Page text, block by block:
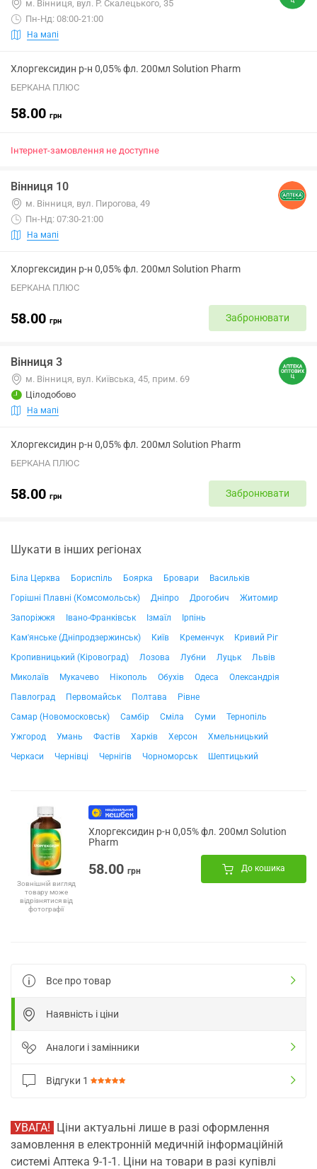
м. Вінниця, вул. Р. Скалецького, 35
Пн-Нд: 08:00-21:00
На мапі
Хлоргексидин р-н 0,05% фл. 200мл Solution Pharm
БЕРКАНА ПЛЮС
58.00 грн
Інтернет-замовлення не доступне
Вінниця 10
м. Вінниця, вул. Пирогова, 49
Пн-Нд: 07:30-21:00
На мапі
Хлоргексидин р-н 0,05% фл. 200мл Solution Pharm
БЕРКАНА ПЛЮС
58.00 грн Забронювати
Вінниця 3
м. Вінниця, вул. Київська, 45, прим. 69
Цілодобово
На мапі
Хлоргексидин р-н 0,05% фл. 200мл Solution Pharm
БЕРКАНА ПЛЮС
58.00 грн Забронювати
Шукати в інших регіонах
Біла Церква Бориспіль Боярка Бровари
Васильків
Горішні Плавні (Комсомольськ)
Дніпро Дрогобич
Житомир
Запоріжжя
Івано-Франківськ Ізмаїл
Ірпінь
Кам'янське (Дніпродзержинськ)
Київ Кременчук
Кривий Ріг
Кропивницький (Кіровоград)
Лозова Лубни Луцьк
Львів
Миколаїв
Мукачево Нікополь Обухів Одеса
Олександрія
Павлоград
Первомайськ Полтава
Рівне
Самар (Новомосковськ)
Самбір Сміла Суми
Тернопіль
Ужгород
Умань Фастів Харків Херсон
Хмельницький
Черкаси
Чернівці Чернігів Чорноморськ Шептицький
Зовнішній вигляд
товару може
відрізнятися від
фотографії
Хлоргексидин р-н 0,05% фл. 200мл Solution
Pharm
58.00 грн До кошика
Все про товар
Наявність і ціни
Аналоги і замінники
Відгуки 1
УВАГА! Ціни актуальні лише в разі оформлення
замовлення в електронній медичній інформаційній
системі Аптека 9-1-1. Ціни на товари в разі купівлі